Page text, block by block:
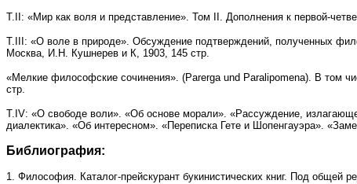
Т.II: «Мир как воля и представление». Том II. Дополнения к первой-
Т.III: «О воле в природе». Обсуждение подтверждений, полученных
Москва, И.Н. Кушнерев и К, 1903, 145 cтр.
«Мелкие философские сочинения». (Parerga und Paralipomena). В
cтр.
Т.IV: «О свободе воли». «Об основе морали». «Рассуждение,
диалектика». «Об интересном». «Переписка Гете и Шопенгауэра».
Библиография:
1. Философия. Каталог-прейскурант букинистических книг. Под